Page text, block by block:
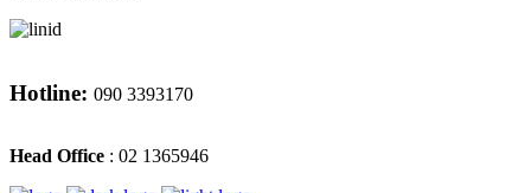
Hotline: 090 3393170
Head Office : 02 1365946